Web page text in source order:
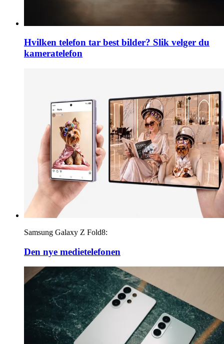
Hvilken telefon tar best bilder? Slik velger du
kameratelefon
Samsung Galaxy Z Fold8:
Den nye medietelefonen